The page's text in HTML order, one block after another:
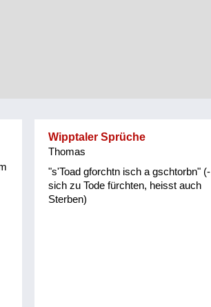
Wipptaler Sprüche
Thomas
"s'Toad gforchtn isch a gschtorbn" (-
sich zu Tode fürchten, heisst auch
Sterben)